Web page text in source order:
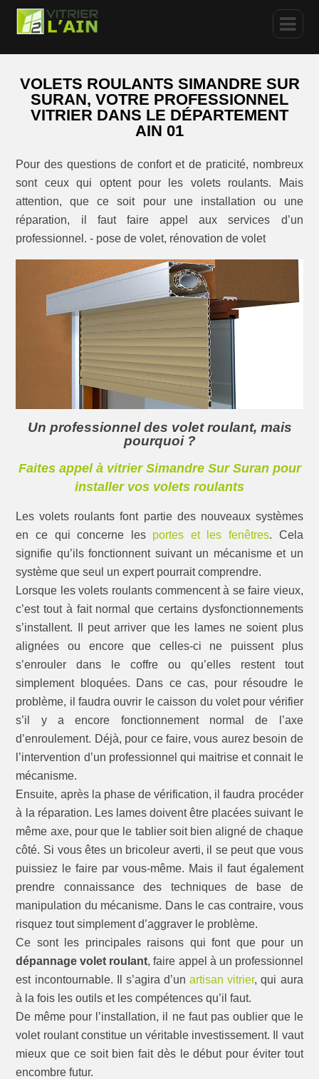
VOLETS ROULANTS SIMANDRE SUR
SURAN, VOTRE PROFESSIONNEL
VITRIER DANS LE DÉPARTEMENT
AIN 01
Pour des questions de confort et de praticité, nombreux
sont ceux qui optent pour les volets roulants. Mais
attention, que ce soit pour une installation ou une
réparation, il faut faire appel aux services d’un
professionnel. - pose de volet, rénovation de volet
Un professionnel des volet roulant, mais
pourquoi ?
Faites appel à vitrier Simandre Sur Suran pour
installer vos volets roulants
Les volets roulants font partie des nouveaux systèmes
en ce qui concerne les portes et les fenêtres. Cela
signifie qu’ils fonctionnent suivant un mécanisme et un
système que seul un expert pourrait comprendre.
Lorsque les volets roulants commencent à se faire vieux,
c’est tout à fait normal que certains dysfonctionnements
s’installent. Il peut arriver que les lames ne soient plus
alignées ou encore que celles-ci ne puissent plus
s’enrouler dans le coffre ou qu’elles restent tout
simplement bloquées. Dans ce cas, pour résoudre le
problème, il faudra ouvrir le caisson du volet pour vérifier
s’il y a encore fonctionnement normal de l’axe
d’enroulement. Déjà, pour ce faire, vous aurez besoin de
l’intervention d’un professionnel qui maitrise et connait le
mécanisme.
Ensuite, après la phase de vérification, il faudra procéder
à la réparation. Les lames doivent être placées suivant le
même axe, pour que le tablier soit bien aligné de chaque
côté. Si vous êtes un bricoleur averti, il se peut que vous
puissiez le faire par vous-même. Mais il faut également
prendre connaissance des techniques de base de
manipulation du mécanisme. Dans le cas contraire, vous
risquez tout simplement d’aggraver le problème.
Ce sont les principales raisons qui font que pour un
dépannage volet roulant, faire appel à un professionnel
est incontournable. Il s’agira d’unartisan vitrier, qui aura
à la fois les outils et les compétences qu’il faut.
De même pour l’installation, il ne faut pas oublier que le
volet roulant constitue un véritable investissement. Il vaut
mieux que ce soit bien fait dès le début pour éviter tout
encombre futur.